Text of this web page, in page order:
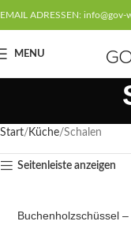
EMAIL ADRESSEN: info@gov-
MENU
Start Küche Schalen
Seitenleiste anzeigen
Buchenholzschüssel